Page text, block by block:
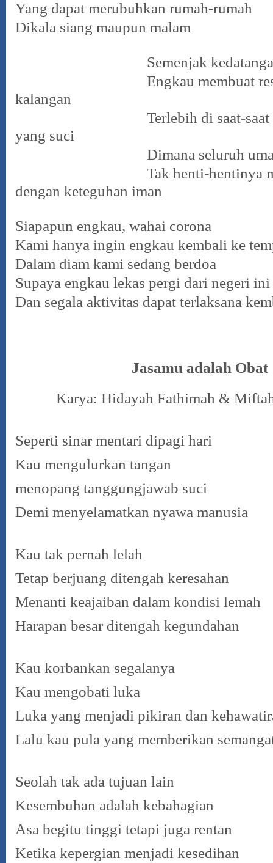
Yang dapat merubuhkan rumah-rumah
Dikala siang maupun malam
Semenjak kedatanganmu
Engkau membuat resah
kalangan
Terlebih di saat-saat
yang suci
Dimana seluruh umat
Tak henti-hentinya
dengan keteguhan iman
Siapapun engkau, wahai corona
Kami hanya ingin engkau kembali ke
Dalam diam kami sedang berdoa
Supaya engkau lekas pergi dari negeri ini
Dan segala aktivitas dapat terlaksana
Jasamu adalah Obat
Karya: Hidayah Fathimah &
Seperti sinar mentari dipagi hari
Kau mengulurkan tangan
menopang tanggungjawab suci
Demi menyelamatkan nyawa manusia
Kau tak pernah lelah
Tetap berjuang ditengah keresahan
Menanti keajaiban dalam kondisi lemah
Harapan besar ditengah kegundahan
Kau korbankan segalanya
Kau mengobati luka
Luka yang menjadi pikiran dan
Lalu kau pula yang memberikan
Seolah tak ada tujuan lain
Kesembuhan adalah kebahagian
Asa begitu tinggi tetapi juga rentan
Ketika kepergian menjadi kesedihan